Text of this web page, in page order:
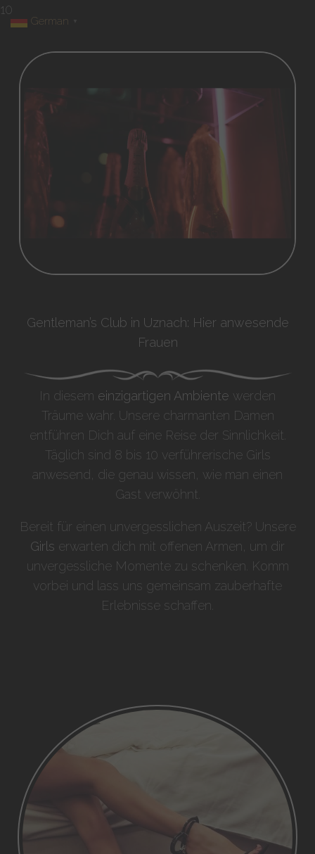
10
Gentleman’s Club in Uznach: Hier anwesende
Frauen
In diesem einzigartigen Ambiente werden
Träume wahr. Unsere charmanten Damen
entführen Dich auf eine Reise der Sinnlichkeit.
Täglich sind 8 bis 10 verführerische Girls
anwesend, die genau wissen, wie man einen
Gast verwöhnt.
Bereit für einen unvergesslichen Auszeit? Unsere
Girls erwarten dich mit offenen Armen, um dir
unvergessliche Momente zu schenken. Komm
vorbei und lass uns gemeinsam zauberhafte
Erlebnisse schaffen.
German